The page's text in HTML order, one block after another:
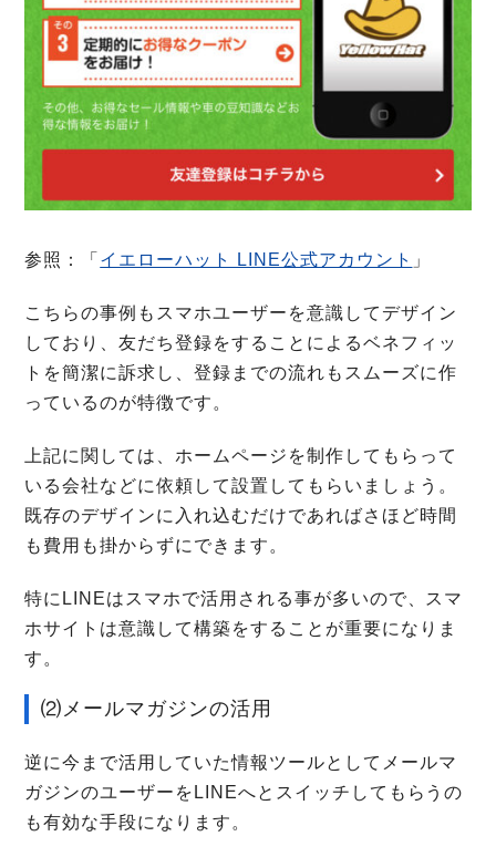
参照：「 イエローハット LINE公式アカウント 」
こちらの事例もスマホユーザーを意識してデザイン
しており、友だち登録をすることによるベネフィッ
トを簡潔に訴求し、登録までの流れもスムーズに作
っているのが特徴です。
上記に関しては、ホームページを制作してもらって
いる会社などに依頼して設置してもらいましょう。
既存のデザインに入れ込むだけであればさほど時間
も費用も掛からずにできます。
特にLINEはスマホで活用される事が多いので、スマ
ホサイトは意識して構築をすることが重要になりま
す。
⑵メールマガジンの活用
逆に今まで活用していた情報ツールとしてメールマ
ガジンのユーザーをLINEへとスイッチしてもらうの
も有効な手段になります。